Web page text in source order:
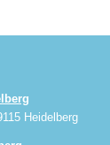
Heidelberg